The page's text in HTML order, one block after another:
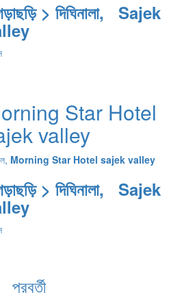
> দিঘিনালা, Sajek
Star Hotel
valley
Morning Star Hotel sajek valley
> দিঘিনালা, Sajek
পরবর্তী